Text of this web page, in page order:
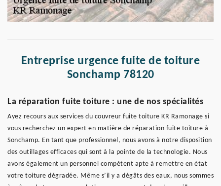
Entreprise urgence fuite de toiture
Sonchamp 78120
La réparation fuite toiture : une de nos spécialités
Ayez recours aux services du couvreur fuite toiture KR Ramonage si
vous recherchez un expert en matière de réparation fuite toiture à
Sonchamp. En tant que professionnel, nous avons à notre disposition
des outillages efficaces qui sont à la pointe de la technologie. Nous
avons également un personnel compétent apte à remettre en état
votre toiture dégradée. Même s’il y a dégâts des eaux, nous sommes